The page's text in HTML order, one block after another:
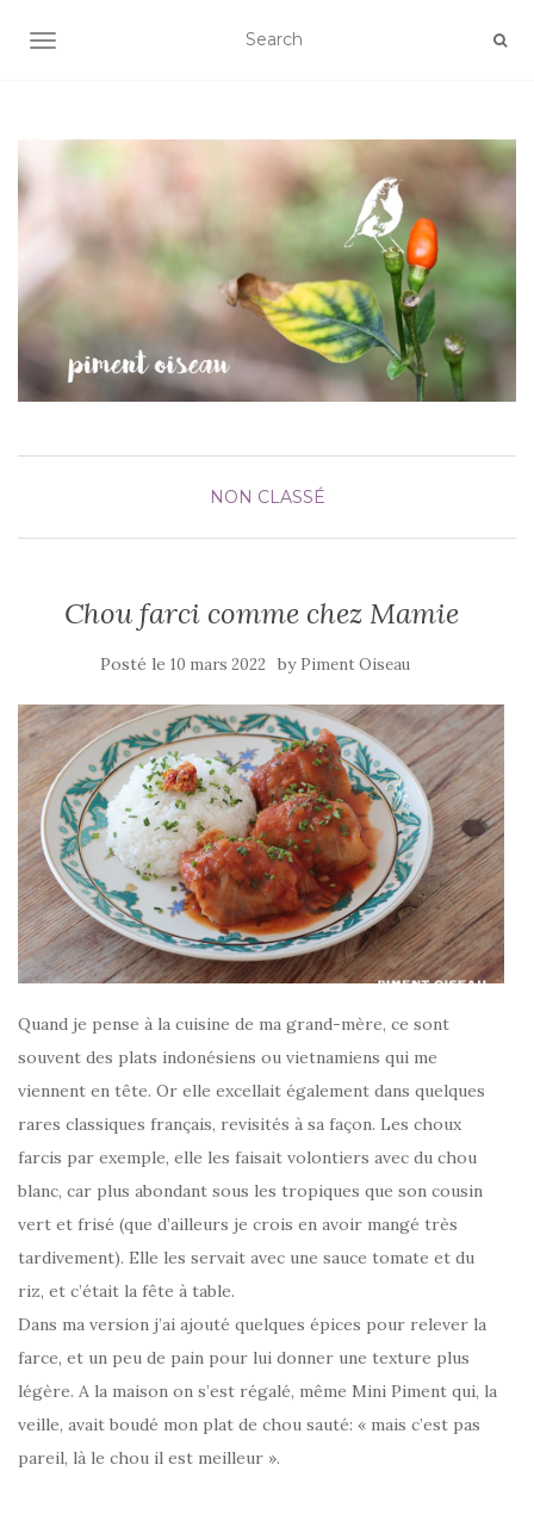
AFFICHER/MASQUER LA NAVIGATION
NON CLASSÉ
Chou farci comme chez Mamie
Posté le 10 mars 2022 by Piment Oiseau
Quand je pense à la cuisine de ma grand-mère, ce sont
souvent des plats indonésiens ou vietnamiens qui me
viennent en tête. Or elle excellait également dans quelques
rares classiques français, revisités à sa façon. Les choux
farcis par exemple, elle les faisait volontiers avec du chou
blanc, car plus abondant sous les tropiques que son cousin
vert et frisé (que d’ailleurs je crois en avoir mangé très
tardivement). Elle les servait avec une sauce tomate et du
riz, et c’était la fête à table.
Dans ma version j’ai ajouté quelques épices pour relever la
farce, et un peu de pain pour lui donner une texture plus
légère. A la maison on s’est régalé, même Mini Piment qui, la
veille, avait boudé mon plat de chou sauté: « mais c’est pas
pareil, là le chou il est meilleur ».